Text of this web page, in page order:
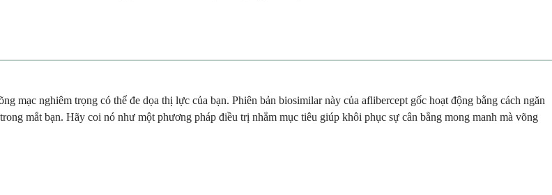
mạc nghiêm trọng có thể đe dọa thị lực của bạn. Phiên bản biosimilar này của aflibercept gốc hoạt động bằng cách ngăn
mắt bạn. Hãy coi nó như một phương pháp điều trị nhắm mục tiêu giúp khôi phục sự cân bằng mong manh mà võng